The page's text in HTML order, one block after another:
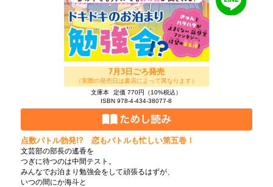
7月3日ごろ発売
（実際の発売日は書店によって異なります）
文庫本
定価 770円（10%税込）
ISBN 978-4-434-38077-8
点数バトル勃発!? 恋もバトルも忙しい第五巻！
文芸部の部長の遙香を
つぎに待つのは中間テスト。
みんなでお泊まり勉強会をして頑張るはずが、
いつの間にか海斗と